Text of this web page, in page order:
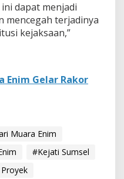
dapat menjadi
mencegah terjadinya
kejaksaan,”
Enim Gelar Rakor
Muara Enim
#Kejati Sumsel